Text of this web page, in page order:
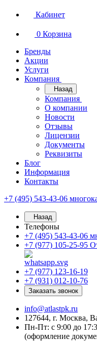
Кабинет
0 Корзина
Бренды
Акции
Услуги
Компания
Назад
Компания
О компании
Новости
Отзывы
Лицензии
Документы
Реквизиты
Блог
Информация
Контакты
+7 (495) 543-43-06
Назад
Телефоны
+7 (495) 543-43-06
+7 (977) 105-25-95
+7 (977) 123-16-19
+7 (931) 012-10-76
Заказать звонок
info@atlastpk.ru
127644, г. Москва,
Пн-Пт: с 9:00 до
(оформление